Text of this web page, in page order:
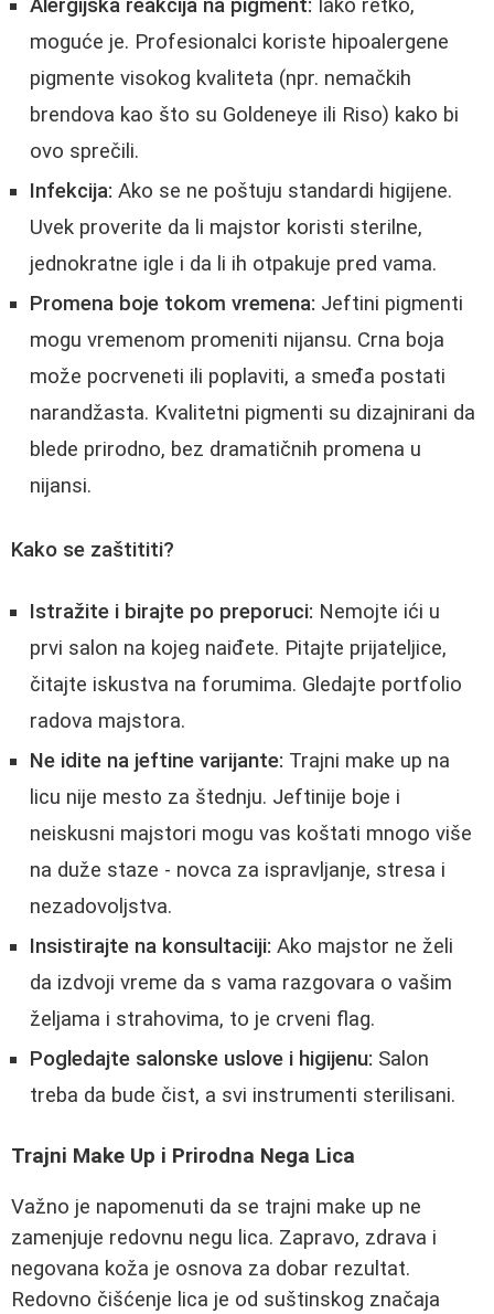
Alergijska reakcija na pigment: Iako retko,
moguće je. Profesionalci koriste hipoalergene
pigmente visokog kvaliteta (npr. nemačkih
brendova kao što su Goldeneye ili Riso) kako bi
ovo sprečili.
Infekcija: Ako se ne poštuju standardi higijene.
Uvek proverite da li majstor koristi sterilne,
jednokratne igle i da li ih otpakuje pred vama.
Promena boje tokom vremena: Jeftini pigmenti
mogu vremenom promeniti nijansu. Crna boja
može pocrveneti ili poplaviti, a smeđa postati
narandžasta. Kvalitetni pigmenti su dizajnirani da
blede prirodno, bez dramatičnih promena u
nijansi.
Kako se zaštititi?
Istražite i birajte po preporuci: Nemojte ići u
prvi salon na kojeg naiđete. Pitajte prijateljice,
čitajte iskustva na forumima. Gledajte portfolio
radova majstora.
Ne idite na jeftine varijante: Trajni make up na
licu nije mesto za štednju. Jeftinije boje i
neiskusni majstori mogu vas koštati mnogo više
na duže staze - novca za ispravljanje, stresa i
nezadovoljstva.
Insistirajte na konsultaciji: Ako majstor ne želi
da izdvoji vreme da s vama razgovara o vašim
željama i strahovima, to je crveni flag.
Pogledajte salonske uslove i higijenu: Salon
treba da bude čist, a svi instrumenti sterilisani.
Trajni Make Up i Prirodna Nega Lica
Važno je napomenuti da se trajni make up ne
zamenjuje redovnu negu lica. Zapravo, zdrava i
negovana koža je osnova za dobar rezultat.
Redovno čišćenje lica je od suštinskog značaja